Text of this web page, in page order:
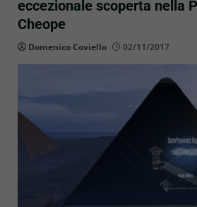
eccezionale scoperta nella
Cheope
Domenico Coviello 02/11/2017